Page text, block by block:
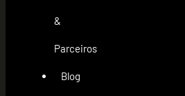
&
Parceiros
Blog